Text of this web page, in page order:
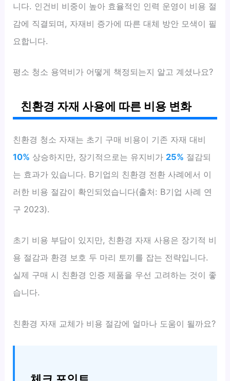
니다. 인건비 비중이 높아 효율적인 인력 운영이 비용 절
감에 직결되며, 자재비 증가에 따른 대체 방안 모색이 필
요합니다.
평소 청소 용역비가 어떻게 책정되는지 알고 계셨나요?
친환경 자재 사용에 따른 비용 변화
친환경 청소 자재는 초기 구매 비용이 기존 자재 대비
10% 상승하지만, 장기적으로는 유지비가 25% 절감되
는 효과가 있습니다. B기업의 친환경 전환 사례에서 이
러한 비용 절감이 확인되었습니다(출처: B기업 사례 연
구 2023).
초기 비용 부담이 있지만, 친환경 자재 사용은 장기적 비
용 절감과 환경 보호 두 마리 토끼를 잡는 전략입니다.
실제 구매 시 친환경 인증 제품을 우선 고려하는 것이 좋
습니다.
친환경 자재 교체가 비용 절감에 얼마나 도움이 될까요?